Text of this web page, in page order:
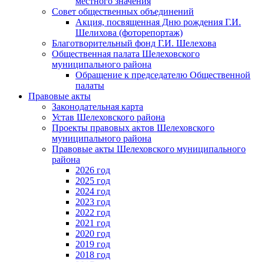
Совет общественных объединений
Акция, посвященная Дню рождения Г.И.
Шелихова (фоторепортаж)
Благотворительный фонд Г.И. Шелехова
Общественная палата Шелеховского
муниципального района
Обращение к председателю Общественной
палаты
Правовые акты
Законодательная карта
Устав Шелеховского района
Проекты правовых актов Шелеховского
муниципального района
Правовые акты Шелеховского муниципального
района
2026 год
2025 год
2024 год
2023 год
2022 год
2021 год
2020 год
2019 год
2018 год